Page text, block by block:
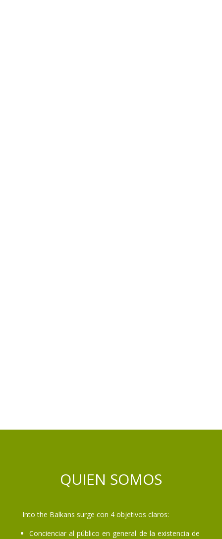
QUIEN SOMOS
Into the Balkans surge con 4 objetivos claros:
Concienciar al público en general de la existencia de